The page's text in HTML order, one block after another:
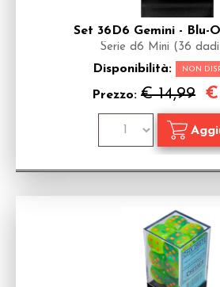
Set 36D6 Gemini - Blu-
Serie d6 Mini (36
Disponibilità: NON
Prezzo: € 14,99 €